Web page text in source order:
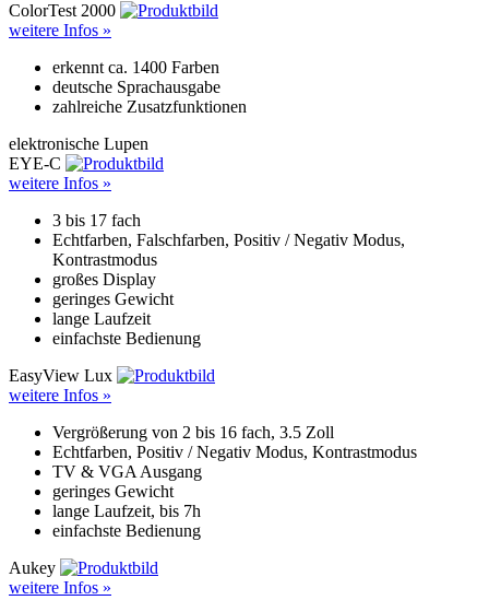
ColorTest 2000
weitere Infos »
erkennt ca. 1400 Farben
deutsche Sprachausgabe
zahlreiche Zusatzfunktionen
elektronische Lupen
EYE-C
weitere Infos »
3 bis 17 fach
Echtfarben, Falschfarben, Positiv / Negativ Modus,
Kontrastmodus
großes Display
geringes Gewicht
lange Laufzeit
einfachste Bedienung
EasyView Lux
weitere Infos »
Vergrößerung von 2 bis 16 fach, 3.5 Zoll
Echtfarben, Positiv / Negativ Modus, Kontrastmodus
TV & VGA Ausgang
geringes Gewicht
lange Laufzeit, bis 7h
einfachste Bedienung
Aukey
weitere Infos »